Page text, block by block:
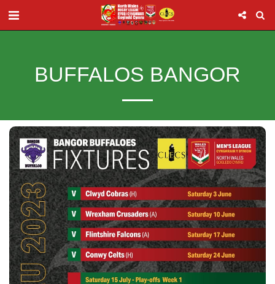
BUFFALOS BANGOR